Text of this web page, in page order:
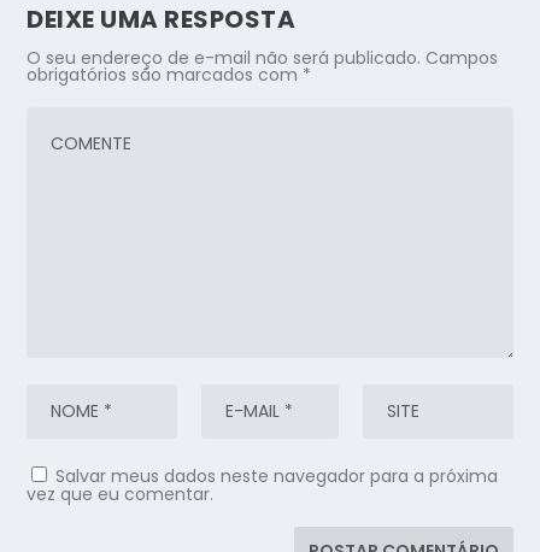
DEIXE UMA RESPOSTA
O seu endereço de e-mail não será publicado. Campos
obrigatórios são marcados com *
Salvar meus dados neste navegador para a próxima
vez que eu comentar.